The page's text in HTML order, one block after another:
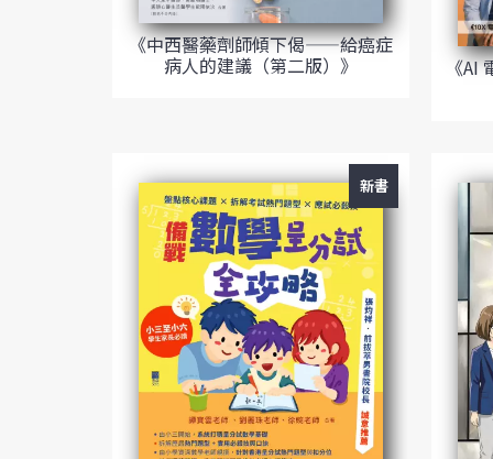
《中西醫藥劑師傾下偈——給癌症
病人的建議（第二版）》 《AI
新書